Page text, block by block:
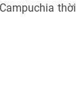
thời